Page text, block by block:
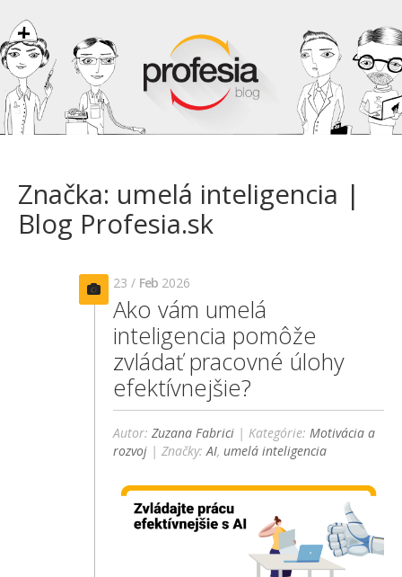
Značka: umelá inteligencia |
Blog Profesia.sk
23 / Feb 2026
Ako vám umelá
inteligencia pomôže
zvládať pracovné úlohy
efektívnejšie?
Autor:Zuzana Fabrici | Kategórie:Motivácia a
rozvoj | Značky:AI,umelá inteligencia